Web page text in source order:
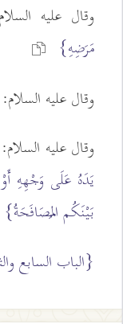
وقال عليه
مَرَضِهِ}
وقال عليه السلام:
وقال عليه السلام:
يَدَهُ عَلَى وَجْهِهِ
بَيْنَكُم المُصَافَحَةُ}
{الباب السابع